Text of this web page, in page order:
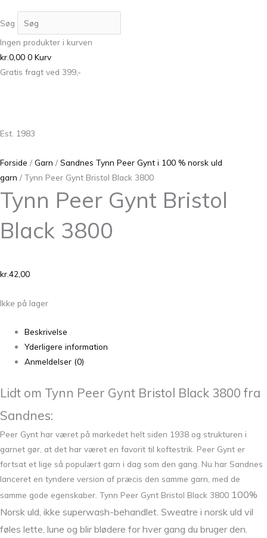
Søg
Ingen produkter i kurven
kr.0,00 0 Kurv
Gratis fragt ved 399,-
Est. 1983
Forside / Garn / Sandnes Tynn Peer Gynt i 100 % norsk uld
garn / Tynn Peer Gynt Bristol Black 3800
Tynn Peer Gynt Bristol
Black 3800
kr.42,00
Ikke på lager
Beskrivelse
Yderligere information
Anmeldelser (0)
Lidt om Tynn Peer Gynt Bristol Black 3800 fra
Sandnes:
Peer Gynt har været på markedet helt siden 1938 og strukturen i
garnet gør, at det har været en favorit til koftestrik. Peer Gynt er
fortsat et lige så populært garn i dag som den gang. Nu har Sandnes
lanceret en tyndere version af præcis den samme garn, med de
samme gode egenskaber. Tynn Peer Gynt Bristol Black 3800 100%
Norsk uld, ikke superwash-behandlet. Sweatre i norsk uld vil
føles lette, lune og blir blødere for hver gang du bruger den.